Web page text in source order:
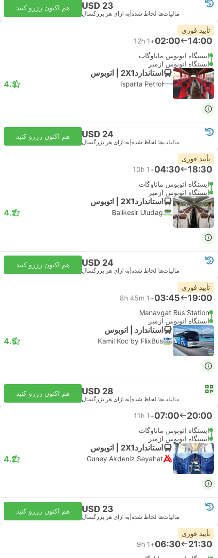
USD 23
مالیات‌ها لحاظ شده به ازای هر بزرگسال
هم اکنون رزرو کنید
تأیید فوری
14:00
02:00
+1
12h
ایستگاه اتوبوس ماناوگات
ایستگاه اتوبوس ازمیر
استاندارد2X1 | اتوبوس
Isparta Petrol
4.3
USD 24
مالیات‌ها لحاظ شده به ازای هر بزرگسال
هم اکنون رزرو کنید
تأیید فوری
18:30
04:30
+1
10h
ایستگاه اتوبوس ماناوگات
ایستگاه اتوبوس ازمیر
استاندارد2X1 | اتوبوس
Balikesir Uludag
4.2
USD 24
مالیات‌ها لحاظ شده به ازای هر بزرگسال
هم اکنون رزرو کنید
تأیید فوری
19:00
03:45
+1
8h 45m
Manavgat Bus Station
ایستگاه اتوبوس ازمیر
استاندارد | اتوبوس
Kamil Koc by FlixBus
4.5
USD 28
مالیات‌ها لحاظ شده به ازای هر بزرگسال
هم اکنون رزرو کنید
20:00
07:00
+1
11h
ایستگاه اتوبوس ماناوگات
ایستگاه اتوبوس ازمیر
استاندارد2X1 | اتوبوس
Guney Akdeniz Seyahat
4.2
USD 23
مالیات‌ها لحاظ شده به ازای هر بزرگسال
هم اکنون رزرو کنید
تأیید فوری
21:30
06:30
+1
9h